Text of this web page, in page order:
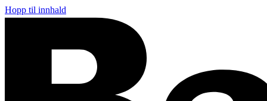
Hopp til innhald